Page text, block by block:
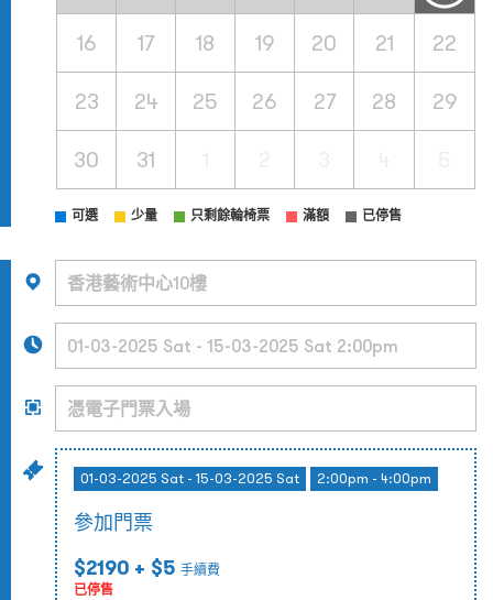
16 17 18 19 20 21 22
23 24 25 26 27 28 29
30 31
可選 少量 只剩餘輪椅票 滿額 已停售
01-03-2025 Sat - 15-03-2025 Sat 2:00pm - 4:00pm
參加門票
$2190 + $5 手續費
已停售